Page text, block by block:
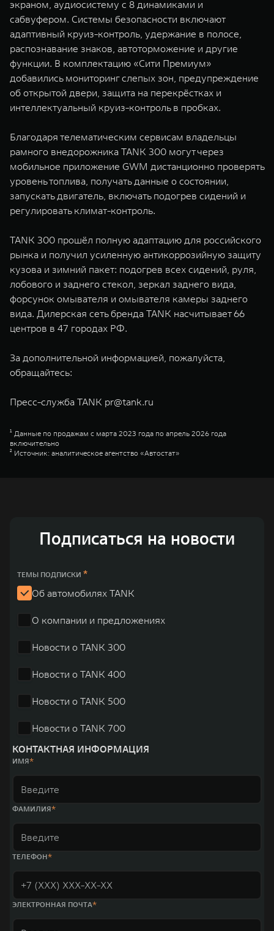
экраном, аудиосистему с 8 динамиками и
сабвуфером. Системы безопасности включают
адаптивный круиз-контроль, удержание в полосе,
распознавание знаков, автоторможение и другие
функции. В комплектацию «Сити Премиум»
добавились мониторинг слепых зон, предупреждение
об открытой двери, защита на перекрёстках и
интеллектуальный круиз-контроль в пробках.
Благодаря телематическим сервисам владельцы
рамного внедорожника TANK 300 могут через
мобильное приложение GWM дистанционно проверять
уровень топлива, получать данные о состоянии,
запускать двигатель, включать подогрев сидений и
регулировать климат-контроль.
TANK 300 прошёл полную адаптацию для российского
рынка и получил усиленную антикоррозийную защиту
кузова и зимний пакет: подогрев всех сидений, руля,
лобового и заднего стекол, зеркал заднего вида,
форсунок омывателя и омывателя камеры заднего
вида. Дилерская сеть бренда TANK насчитывает 66
центров в 47 городах РФ.
За дополнительной информацией, пожалуйста,
обращайтесь:
Пресс-служба TANK pr@tank.ru
¹ Данные по продажам с марта 2023 года по апрель 2026 года
включительно
² Источник: аналитическое агентство «Автостат»
Подписаться на новости
ТЕМЫ ПОДПИСКИ *
Об автомобилях TANK
О компании и предложениях
Новости о TANK 300
Новости о TANK 400
Новости о TANK 500
Новости о TANK 700
КОНТАКТНАЯ ИНФОРМАЦИЯ
ИМЯ
ФАМИЛИЯ
ТЕЛЕФОН
ЭЛЕКТРОННАЯ ПОЧТА